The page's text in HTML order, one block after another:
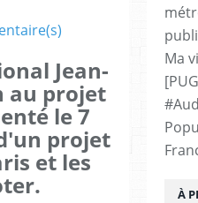
Jean-
au projet
le 7
projet
et les
Ma
À